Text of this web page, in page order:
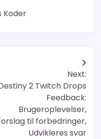
Koder
Next:
2 Twitch Drops
Feedback:
Brugeroplevelser,
til forbedringer,
Udvikleres svar